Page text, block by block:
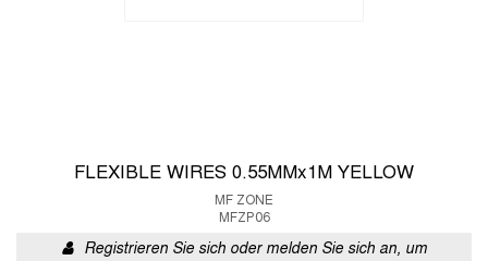
FLEXIBLE WIRES 0.55MMx1M YELLOW
MF ZONE
MFZP06
Registrieren Sie sich oder melden Sie sich an, um